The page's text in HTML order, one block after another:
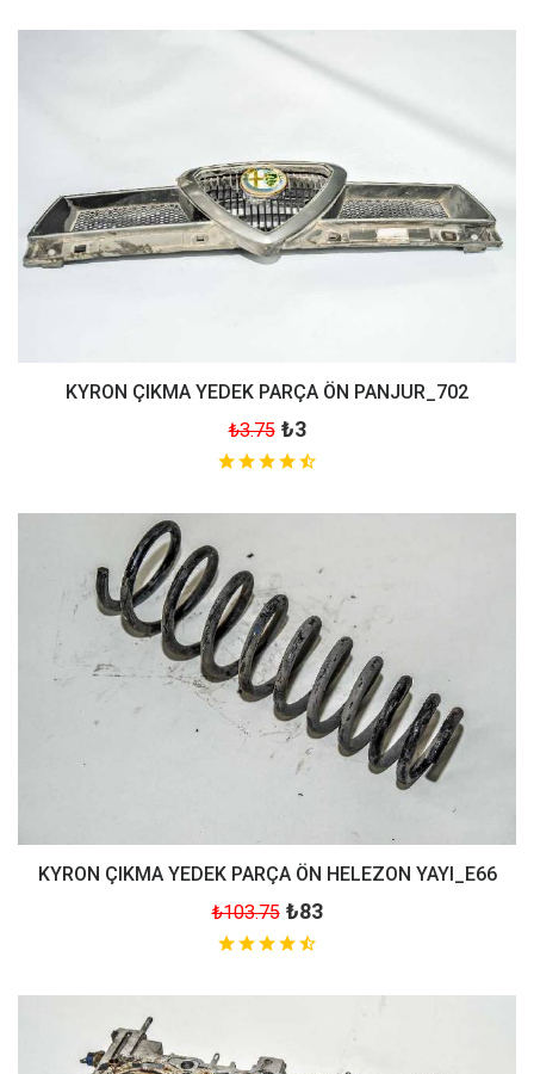
KYRON ÇIKMA YEDEK PARÇA ÖN PANJUR_702
₺3.75 ₺3
KYRON ÇIKMA YEDEK PARÇA ÖN HELEZON YAYI_E66
₺103.75 ₺83